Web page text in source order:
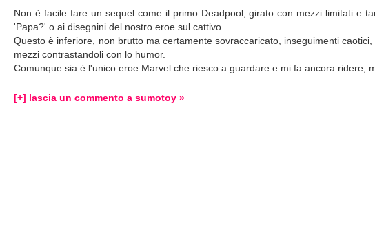
Non è facile fare un sequel come il primo Deadpool, girato con mezzi limitati e
'Papa?' o ai disegnini del nostro eroe sul cattivo.
Questo è inferiore, non brutto ma certamente sovraccaricato, inseguimenti
mezzi contrastandoli con lo humor.
Comunque sia è l'unico eroe Marvel che riesco a guardare e mi fa ancora ridere,
[+] lascia un commento a sumotoy »